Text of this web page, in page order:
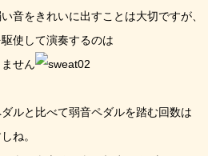
音をきれいに出すことは大切ですが、
使して演奏するのは
せん
ルと比べて弱音ペダルを踏む回数は
ね。